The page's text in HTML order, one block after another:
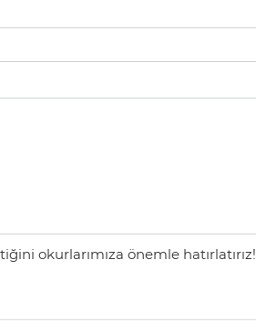
okurlarımıza önemle hatırlatırız!